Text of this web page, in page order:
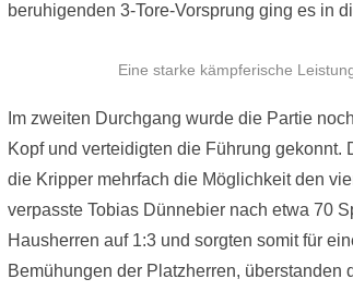
beruhigenden 3-Tore-Vorsprung ging es in
Eine starke kämpferische
Im zweiten Durchgang wurde die Partie
Kopf und verteidigten die Führung
die Kripper mehrfach die Möglichkeit den
verpasste Tobias Dünnebier nach etwa 70
Hausherren auf 1:3 und sorgten somit für
Bemühungen der Platzherren,